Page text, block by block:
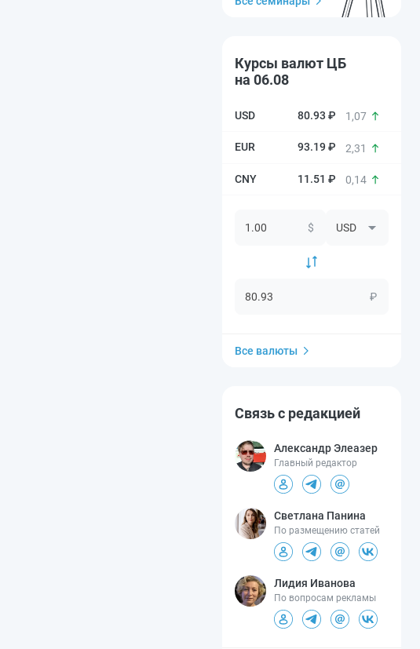
Курсы валют ЦБ
на 06.08
80.93 ₽ 1,07
93.19 ₽ 2,31
11.51 ₽ 0,14
$
₽
Все валюты
Связь с редакцией
Александр Элеазер
Главный редактор
Светлана Панина
По размещению статей
Лидия Иванова
По вопросам рекламы